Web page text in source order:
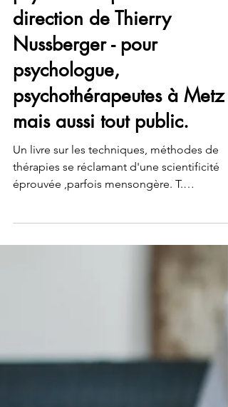
sur la pratique en
psychothérapie sous la
direction de Thierry
Nussberger - pour
psychologue,
psychothérapeutes à Metz
mais aussi tout public.
Un livre sur les techniques, méthodes de
Nussberger Psy à Metz